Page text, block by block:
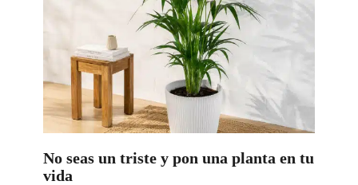
No seas un triste y pon una planta en tu
vida